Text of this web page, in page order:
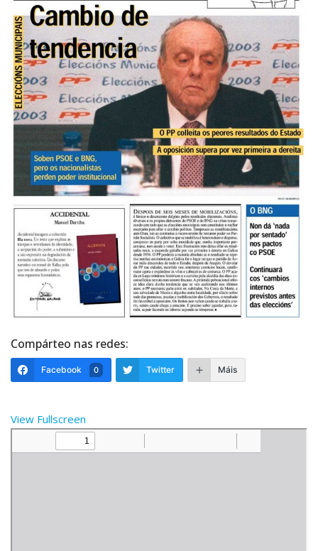
Compárteo nas redes:
Facebook 0 Twitter Máis
View Fullscreen